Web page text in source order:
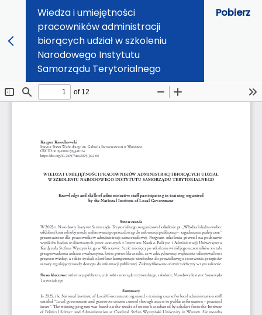
Wiedza i umiejętności
pracowników administracji
biorących udział w szkoleniu
Narodowego Instytutu
Samorządu Terytorialnego
Pobierz